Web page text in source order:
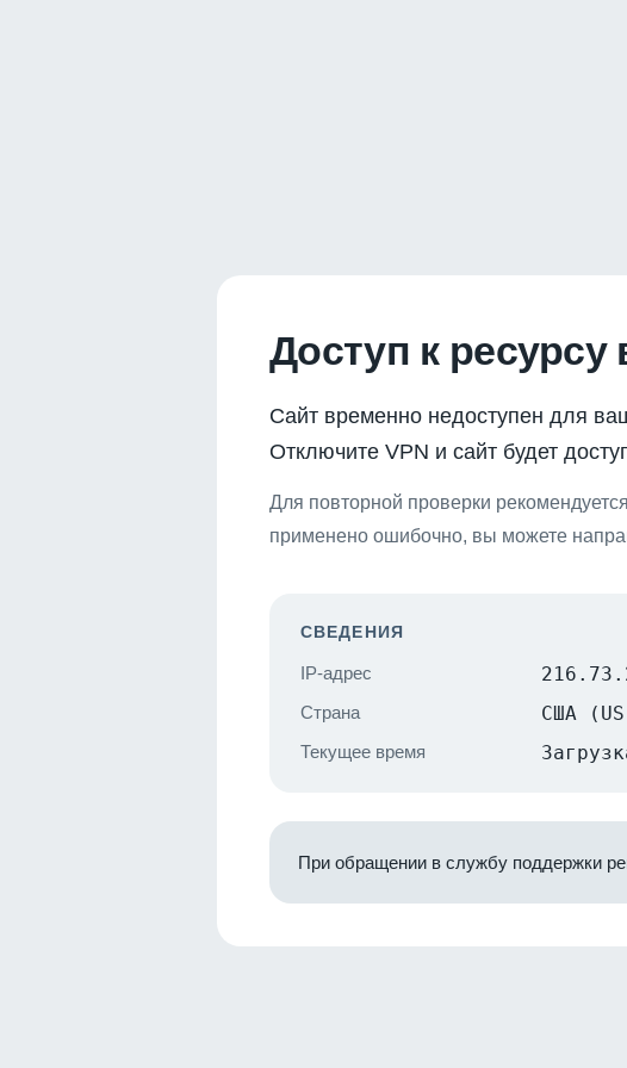
Доступ к
Сайт временно недоступен для
Отключите VPN и сайт будет
Для повторной проверки
применено ошибочно, вы можете
СВЕДЕНИЯ
IP-адрес
Страна США
Текущее время
При обращении в службу поддержки